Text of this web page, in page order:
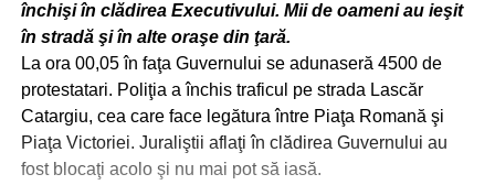
închişi în clădirea Executivului. Mii de oameni au ieşit
în stradă şi în alte oraşe din ţară.
La ora 00,05 în faţa Guvernului se adunaseră 4500 de
protestatari. Poliţia a închis traficul pe strada Lascăr
Catargiu, cea care face legătura între Piaţa Romană şi
Piaţa Victoriei. Juraliştii aflaţi în clădirea Guvernului au
fost blocaţi acolo şi nu mai pot să iasă.